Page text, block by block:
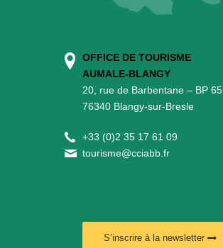
OFFICE DE TOURISME
AUMALE-BLANGY
20, rue de Barbentane – BP 65
76340 Blangy-sur-Bresle
+33 (0)2 35 17 61 09
tourisme@cciabb.fr
S’inscrire à la newsletter